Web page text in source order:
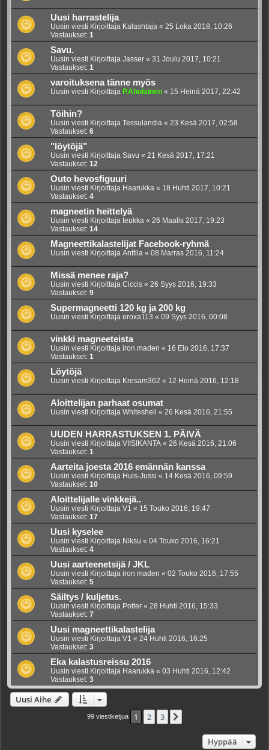
Uusi harrastelija
Uusin viesti Kirjoittaja Kalashtaja « 25 Loka 2018, 10:26
Vastaukset: 1
Savu.
Uusin viesti Kirjoittaja Jasser « 31 Joulu 2017, 10:21
Vastaukset: 1
varoituksena tänne myös
Uusin viesti Kirjoittaja P.Aholainen « 15 Heinä 2017, 22:42
Töihin?
Uusin viesti Kirjoittaja Tessulandia « 23 Kesä 2017, 02:58
Vastaukset: 6
"löytöjä"
Uusin viesti Kirjoittaja Savu « 21 Kesä 2017, 17:21
Vastaukset: 12
Outo hevosfiguuri
Uusin viesti Kirjoittaja Haarukka « 18 Huhti 2017, 10:21
Vastaukset: 4
magneetin heittelyä
Uusin viesti Kirjoittaja teukka « 26 Maalis 2017, 19:23
Vastaukset: 14
Magneettikalastelijat Facebook-ryhmä
Uusin viesti Kirjoittaja Anttila « 08 Marras 2016, 11:24
Missä menee raja?
Uusin viesti Kirjoittaja Ciccis « 26 Syys 2016, 19:33
Vastaukset: 9
Supermagneetti 120 kg ja 200 kg
Uusin viesti Kirjoittaja eroxa113 « 09 Syys 2016, 00:08
vinkki magneeteista
Uusin viesti Kirjoittaja iron maden « 16 Elo 2016, 17:37
Vastaukset: 1
Löytöjä
Uusin viesti Kirjoittaja Kresam362 « 12 Heinä 2016, 12:18
Aloittelijan parhaat osumat
Uusin viesti Kirjoittaja Whiteshell « 26 Kesä 2016, 21:55
UUDEN HARRASTUKSEN 1. PÄIVÄ
Uusin viesti Kirjoittaja VIISIKANTA « 26 Kesä 2016, 21:06
Vastaukset: 1
Aarteita joesta 2016 emännän kanssa
Uusin viesti Kirjoittaja Huis-Jussi « 14 Kesä 2016, 09:59
Vastaukset: 10
Aloittelijalle vinkkejä..
Uusin viesti Kirjoittaja V1 « 15 Touko 2016, 19:47
Vastaukset: 17
Uusi kyselee
Uusin viesti Kirjoittaja Niksu « 04 Touko 2016, 16:21
Vastaukset: 4
Uusi aarteenetsijä / JKL
Uusin viesti Kirjoittaja iron maden « 02 Touko 2016, 17:55
Vastaukset: 5
Säiltys / kuljetus.
Uusin viesti Kirjoittaja Potter « 28 Huhti 2016, 15:33
Vastaukset: 7
Uusi magneettikalastelija
Uusin viesti Kirjoittaja V1 « 24 Huhti 2016, 16:25
Vastaukset: 3
Eka kalastusreissu 2016
Uusin viesti Kirjoittaja Haarukka « 03 Huhti 2016, 12:42
Vastaukset: 3
Uusi Aihe
99 viestiketjua 1 2 3
Hyppää